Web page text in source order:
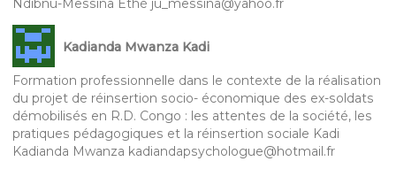
Ndibnu-Messina Ethé ju_messina@yahoo.fr
Kadianda Mwanza Kadi
Formation professionnelle dans le contexte de la réalisation
du projet de réinsertion socio- économique des ex-soldats
démobilisés en R.D. Congo : les attentes de la société, les
pratiques pédagogiques et la réinsertion sociale Kadi
Kadianda Mwanza kadiandapsychologue@hotmail.fr